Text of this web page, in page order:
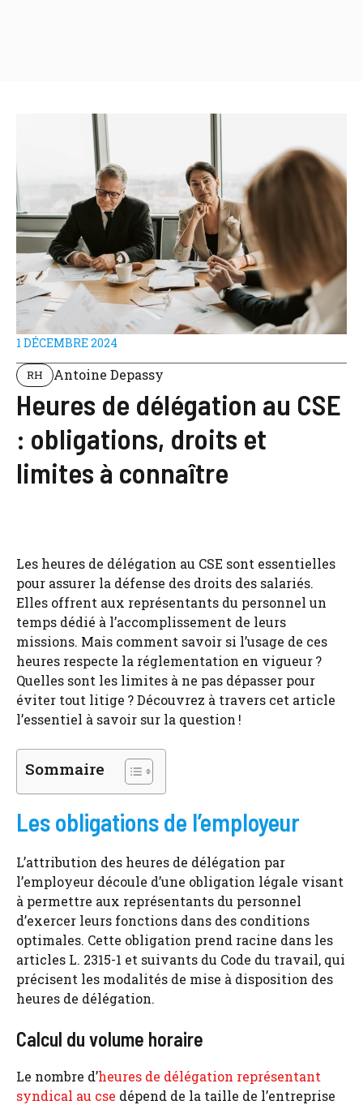
1 DÉCEMBRE 2024
RH Antoine Depassy
Heures de délégation au CSE
: obligations, droits et
limites à connaître
Les heures de délégation au CSE sont essentielles
pour assurer la défense des droits des salariés.
Elles offrent aux représentants du personnel un
temps dédié à l’accomplissement de leurs
missions. Mais comment savoir si l’usage de ces
heures respecte la réglementation en vigueur ?
Quelles sont les limites à ne pas dépasser pour
éviter tout litige ? Découvrez à travers cet article
l’essentiel à savoir sur la question !
Sommaire
Les obligations de l’employeur
L’attribution des heures de délégation par
l’employeur découle d’une obligation légale visant
à permettre aux représentants du personnel
d’exercer leurs fonctions dans des conditions
optimales. Cette obligation prend racine dans les
articles L. 2315-1 et suivants du Code du travail, qui
précisent les modalités de mise à disposition des
heures de délégation.
Calcul du volume horaire
Le nombre d’heures de délégation représentant
syndical au cse dépend de la taille de l’entreprise